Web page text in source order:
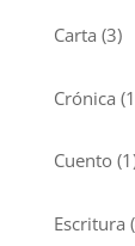
Carta (3)
Crónica
Cuento
Escritura